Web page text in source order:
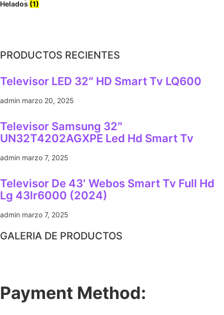
Helados (1)
PRODUCTOS RECIENTES
Televisor LED 32″ HD Smart Tv LQ600
admin marzo 20, 2025
Televisor Samsung 32″
UN32T4202AGXPE Led Hd Smart Tv
admin marzo 7, 2025
Televisor De 43′ Webos Smart Tv Full Hd
Lg 43lr6000 (2024)
admin marzo 7, 2025
GALERIA DE PRODUCTOS
Payment Method: